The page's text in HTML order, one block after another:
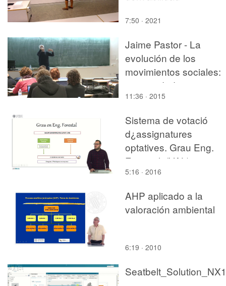
7:50 · 2021
Jaime Pastor - La
evolución de los
movimientos sociales:
continuidades y
discontinuidades
11:36 · 2015
Sistema de votació
d¿assignatures
optatives. Grau Eng.
Forestal. (VAL)
5:16 · 2016
AHP aplicado a la
valoración ambiental
6:19 · 2010